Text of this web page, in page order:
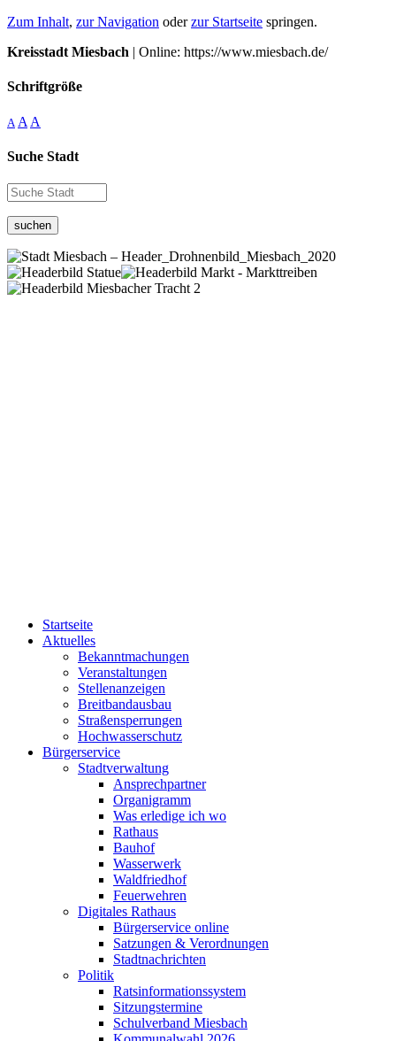
Zum Inhalt, zur Navigation oderzur Startseite springen.
Kreisstadt Miesbach | Online: https://www.miesbach.de/
Schriftgröße
A A A
Suche Stadt
suchen
Startseite
Aktuelles
Bekanntmachungen
Veranstaltungen
Stellenanzeigen
Breitbandausbau
Straßensperrungen
Hochwasserschutz
Bürgerservice
Stadtverwaltung
Ansprechpartner
Organigramm
Was erledige ich wo
Rathaus
Bauhof
Wasserwerk
Waldfriedhof
Feuerwehren
Digitales Rathaus
Bürgerservice online
Satzungen & Verordnungen
Stadtnachrichten
Politik
Ratsinformationssystem
Sitzungstermine
Schulverband Miesbach